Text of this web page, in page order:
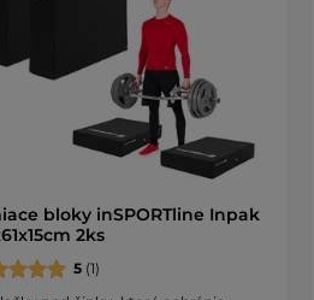
bloky inSPORTline Inpak
2ks
5 (1)